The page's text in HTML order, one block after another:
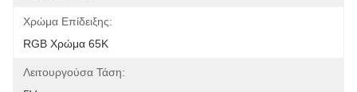
Χρώμα Επίδειξης:
RGB Χρώμα 65K
Λειτουργούσα Τάση: